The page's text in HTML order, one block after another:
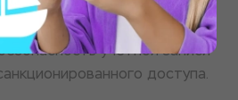
учетной записи
доступа.